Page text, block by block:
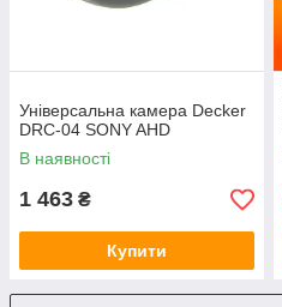
Універсальна камера Decker
DRC-04 SONY AHD
В наявності
1 463 ₴
Купити